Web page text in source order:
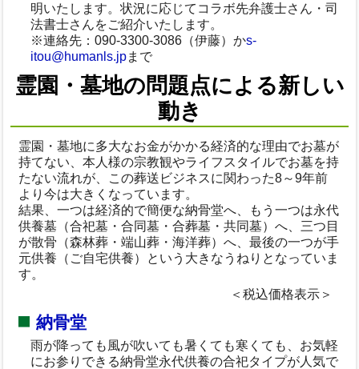
明いたします。状況に応じてコラボ先弁護士さん・司
法書士さんをご紹介いたします。
※連絡先：090-3300-3086（伊藤）かs-
itou@humanls.jpまで
霊園・墓地の問題点による新しい
動き
霊園・墓地に多大なお金がかかる経済的な理由でお墓が
持てない、本人様の宗教観やライフスタイルでお墓を持
たない流れが、この葬送ビジネスに関わった8～9年前
より今は大きくなっています。
結果、一つは経済的で簡便な納骨堂へ、もう一つは永代
供養墓（合祀墓・合同墓・合葬墓・共同墓）へ、三つ目
が散骨（森林葬・端山葬・海洋葬）へ、最後の一つが手
元供養（ご自宅供養）という大きなうねりとなっていま
す。
＜税込価格表示＞
納骨堂
雨が降っても風が吹いても暑くても寒くても、お気軽
にお参りできる納骨堂永代供養の合祀タイプが人気で